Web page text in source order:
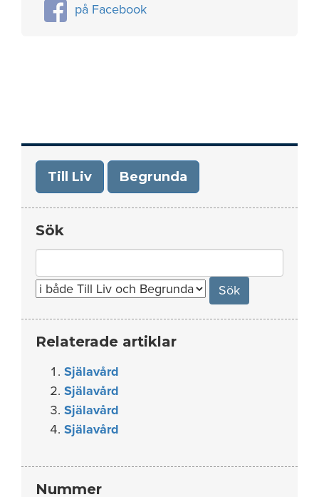
på Facebook
Till Liv Begrunda
Sök
for:
Relaterade artiklar
Själavård
Själavård
Själavård
Själavård
Nummer